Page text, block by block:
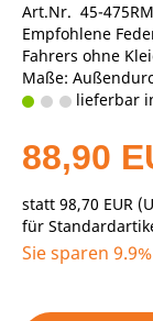
Art.Nr. 45-
Empfohlene
Fahrers ohne
Maße:
lieferbar
88,90
statt 98,70 EUR (
für
Sie sparen 9.9%